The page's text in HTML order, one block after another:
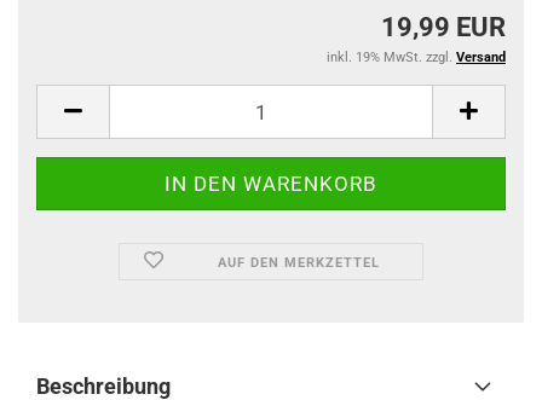
19,99 EUR
inkl. 19% MwSt. zzgl. Versand
AUF DEN MERKZETTEL
Beschreibung